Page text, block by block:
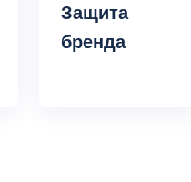
Защита
бренда